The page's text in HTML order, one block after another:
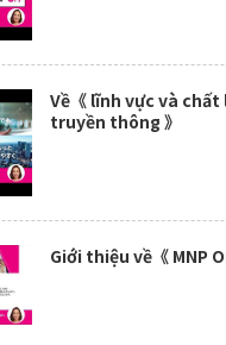
Về《 lĩnh vực và chất
truyền thông 》
Giới thiệu về《 MNP